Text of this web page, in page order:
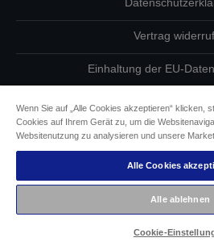
Vertrag
Einhaltung der EU-
Informationen zu
Epson Engagement für
Copyright © 2026
Wenn Sie auf „Alle Cookies akzeptieren“ klicken,
Cookies auf Ihrem Gerät zu, um die
Websitenutzung zu analysieren und unsere
Alle Cookies
Alle ablehnen
Cookie-